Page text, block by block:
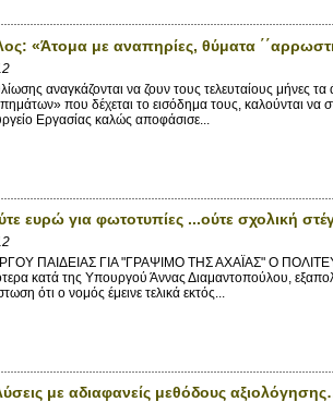
«Άτομα με αναπηρίες, θύματα
αναγκάζονται να ζουν τους τελευταίους μήνες
που δέχεται το εισόδημα τους, καλούνται να
Εργασίας καλώς αποφάσισε...
ευρώ για φωτοτυπίες ...ούτε σχολική
ΠΑΙΔΕΙΑΣ ΓΙΑ "ΓΡΑΨΙΜΟ ΤΗΣ ΑΧΑΪΑΣ" Ο
κατά της Υπουργού Άννας Διαμαντοπούλου,
ότι ο νομός έμεινε τελικά εκτός...
με αδιαφανείς μεθόδους